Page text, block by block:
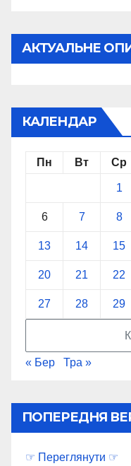
АКТУАЛЬНЕ
КАЛЕНДАР
Пн Вт Ср
1
6 7 8
13 14 15
20 21 22
27 28 29
« Бер Тра »
ПОПЕРЕДНЯ
☞ Переглянути ☞